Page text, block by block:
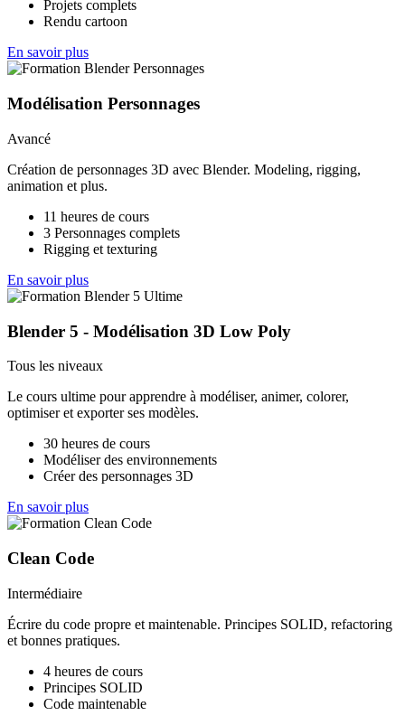
Projets complets
Rendu cartoon
En savoir plus
Modélisation Personnages
Avancé
Création de personnages 3D avec Blender. Modeling, rigging,
animation et plus.
11 heures de cours
3 Personnages complets
Rigging et texturing
En savoir plus
Blender 5 - Modélisation 3D Low Poly
Tous les niveaux
Le cours ultime pour apprendre à modéliser, animer, colorer,
optimiser et exporter ses modèles.
30 heures de cours
Modéliser des environnements
Créer des personnages 3D
En savoir plus
Clean Code
Intermédiaire
Écrire du code propre et maintenable. Principes SOLID, refactoring
et bonnes pratiques.
4 heures de cours
Principes SOLID
Code maintenable